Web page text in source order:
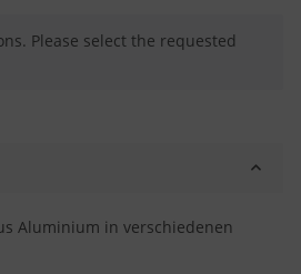
Please select the requested
Aluminium in verschiedenen